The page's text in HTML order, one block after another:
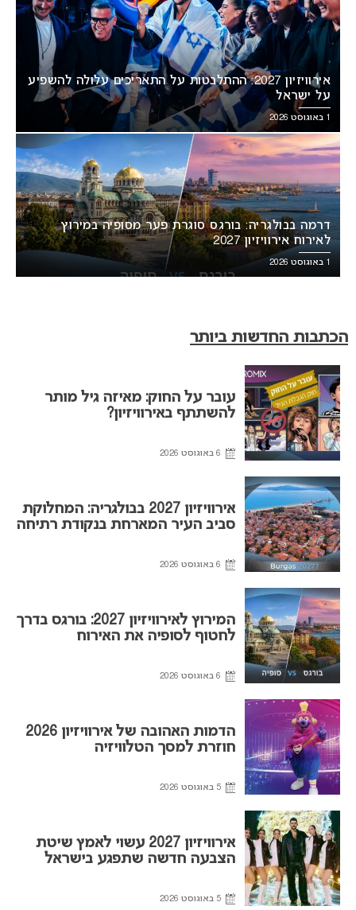
אירוויזיון 2027: ההתלבטות על התאריכים עלולה להשפיע
על ישראל
1 באוגוסט 2026
דרמה בבולגריה: בורגס סוגרת פער מסופיה במירוץ
לאירוח אירוויזיון 2027
1 באוגוסט 2026
הכתבות החדשות ביותר
עובר על החוק: מאיזה גיל מותר
להשתתף באירוויזיון?
6 באוגוסט 2026
אירוויזיון 2027 בבולגריה: המחלוקת
סביב העיר המארחת בנקודת רתיחה
6 באוגוסט 2026
המירוץ לאירוויזיון 2027: בורגס בדרך
לחטוף לסופיה את האירוח
6 באוגוסט 2026
הדמות האהובה של אירוויזיון 2026
חוזרת למסך הטלוויזיה
5 באוגוסט 2026
אירוויזיון 2027 עשוי לאמץ שיטת
הצבעה חדשה שתפגע בישראל
5 באוגוסט 2026